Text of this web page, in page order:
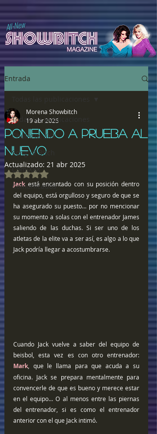
All-New
Entrada
Todas las publicaciones
Chulazos XXX
Song of Bitch
ComiXXX
Comunicados
PONIENDO A PRUEBA AL
NUEVO
Morena Showbitch
19 abr 2025
Actualizado: 21 abr 2025
Obtuvo NaN de 5 estrellas.
Jack está encantado con su posición dentro
del equipo, está orgulloso y seguro de que se
ha asegurado su puesto… por no mencionar
su momento a solas con el entrenador James
saliendo de las duchas. Si ser uno de los
atletas de la elite va a ser así, es algo a lo que
Jack podría llegar a acostumbrarse.
Cuando Jack vuelve a saber del equipo de
Mark, que le llama para que acuda a su
oficina. Jack se prepara mentalmente para
convencerle de que es bueno y merece estar
en el equipo… O al menos entre las piernas
del entrenador, si es como el entrenador
anterior con el que Jack intimó.